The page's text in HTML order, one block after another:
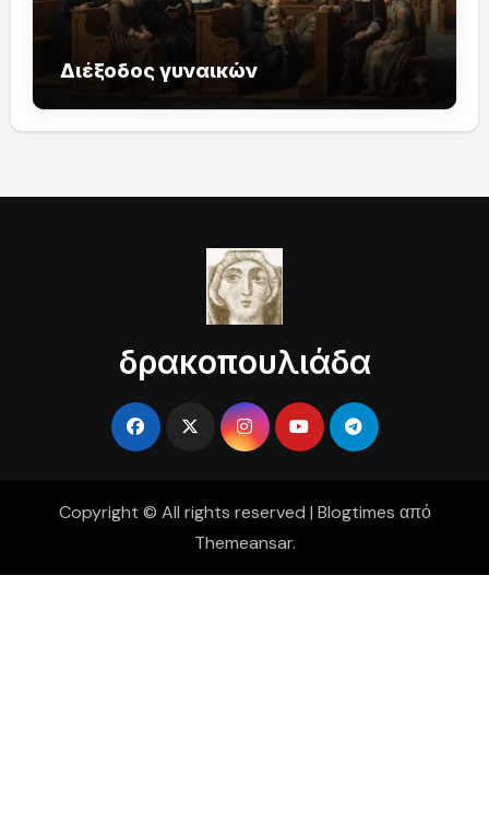
Διέξοδος γυναικών
δρακοπουλιάδα
Copyright © All rights reserved | Blogtimes από
Themeansar.